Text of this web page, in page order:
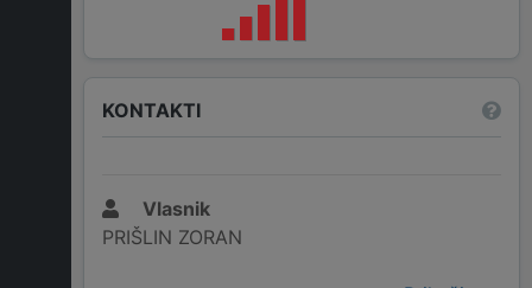
KONTAKTI
Vlasnik
PRIŠLIN ZORAN